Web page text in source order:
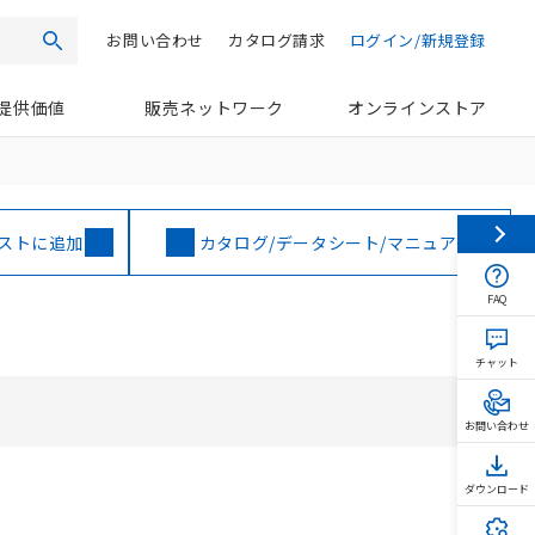
検索 ログイン/新規登録
カタログ請求
お問い合わせ
供価値 販売ネットワーク オンラインストア
トに追加 カタログ/データシート/マニュアル
FAQ
チャット
お問い合わせ
ダウンロード